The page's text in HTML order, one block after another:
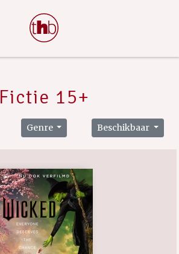
Fictie 15+
Genre Beschikbaar